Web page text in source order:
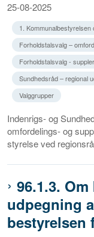
25-08-2025
1. Kommunalbestyrelsen
Forholdstalsvalg –
Forholdstalsvalg -
Sundhedsråd – regional
Valggrupper
Indenrigs- og
omfordelings- og
styrelse ved
96.1.3.
udpegning
bestyrelsen